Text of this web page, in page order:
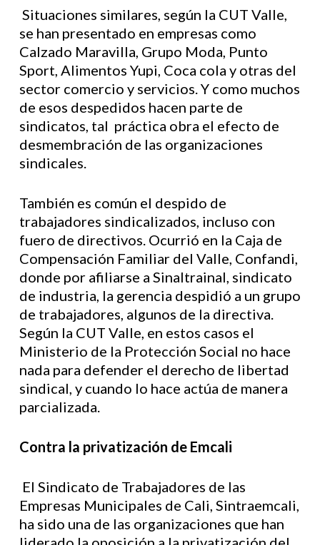
Situaciones similares, según la CUT Valle,
se han presentado en empresas como
Calzado Maravilla, Grupo Moda, Punto
Sport, Alimentos Yupi, Coca cola y otras del
sector comercio y servicios. Y como muchos
de esos despedidos hacen parte de
sindicatos, tal práctica obra el efecto de
desmembración de las organizaciones
sindicales.
También es común el despido de
trabajadores sindicalizados, incluso con
fuero de directivos. Ocurrió en la Caja de
Compensación Familiar del Valle, Confandi,
donde por afiliarse a Sinaltrainal, sindicato
de industria, la gerencia despidió a un grupo
de trabajadores, algunos de la directiva.
Según la CUT Valle, en estos casos el
Ministerio de la Protección Social no hace
nada para defender el derecho de libertad
sindical, y cuando lo hace actúa de manera
parcializada.
Contra la privatización de Emcali
El Sindicato de Trabajadores de las
Empresas Municipales de Cali, Sintraemcali,
ha sido una de las organizaciones que han